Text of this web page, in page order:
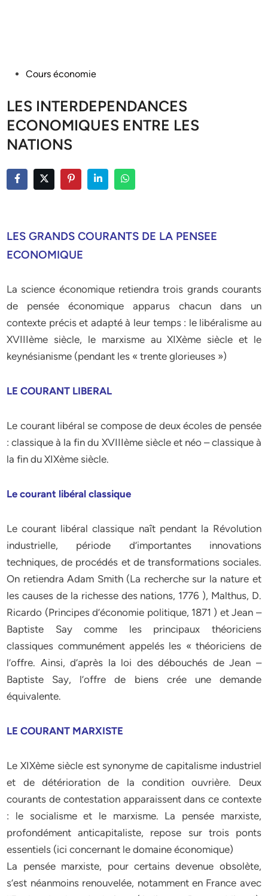
PostedCours économie
LES INTERDEPENDANCES
ECONOMIQUES ENTRE LES
NATIONS
LES GRANDS COURANTS DE LA PENSEE
ECONOMIQUE
La science économique retiendra trois grands courants
de pensée économique apparus chacun dans un
contexte précis et adapté à leur temps : le libéralisme au
XVIIIème siècle, le marxisme au XIXème siècle et le
keynésianisme (pendant les « trente glorieuses »)
LE COURANT LIBERAL
Le courant libéral se compose de deux écoles de pensée
: classique à la fin du XVIIIème siècle et néo – classique à
la fin du XIXème siècle.
Le courant libéral classique
Le courant libéral classique naît pendant la Révolution
industrielle, période d’importantes innovations
techniques, de procédés et de transformations sociales.
On retiendra Adam Smith (La recherche sur la nature et
les causes de la richesse des nations, 1776 ), Malthus, D.
Ricardo (Principes d’économie politique, 1871 ) et Jean –
Baptiste Say comme les principaux théoriciens
classiques communément appelés les « théoriciens de
l’offre. Ainsi, d’après la loi des débouchés de Jean –
Baptiste Say, l’offre de biens crée une demande
équivalente.
LE COURANT MARXISTE
Le XIXème siècle est synonyme de capitalisme industriel
et de détérioration de la condition ouvrière. Deux
courants de contestation apparaissent dans ce contexte
: le socialisme et le marxisme. La pensée marxiste,
profondément anticapitaliste, repose sur trois ponts
essentiels (ici concernant le domaine économique)
La pensée marxiste, pour certains devenue obsolète,
s’est néanmoins renouvelée, notamment en France avec